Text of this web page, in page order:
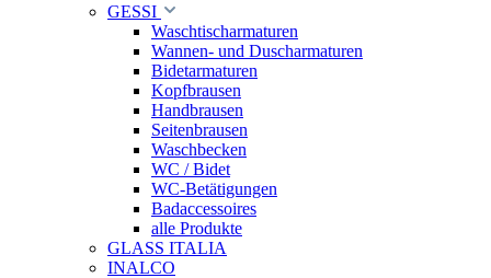
GESSI
Waschtischarmaturen
Wannen- und Duscharmaturen
Bidetarmaturen
Kopfbrausen
Handbrausen
Seitenbrausen
Waschbecken
WC / Bidet
WC-Betätigungen
Badaccessoires
alle Produkte
GLASS ITALIA
INALCO